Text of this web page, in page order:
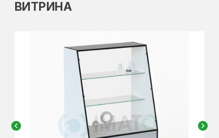
ВИТРИНА
chevron_left chevron_right